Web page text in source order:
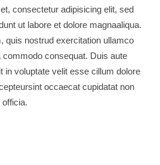
consectetur adipisicing elit, sed
ut labore et dolore magnaaliqua.
quis nostrud exercitation ullamco
commodo consequat. Duis aute
in voluptate velit esse cillum dolore
occaecat cupidatat non
officia.